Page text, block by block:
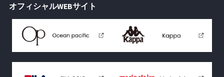
オフィシャルWEBサイト